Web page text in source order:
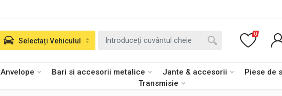
Anvelope Bari si accesorii metalice Jante & accesorii Piese de
Transmisie
Selectați Vehiculul
0